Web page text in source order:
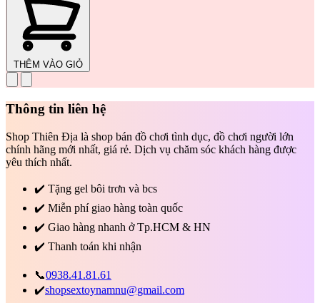
THÊM VÀO GIỎ
Thông tin liên hệ
Shop Thiên Địa là shop bán đồ chơi tình dục, đồ chơi người lớn
chính hãng mới nhất, giá rẻ. Dịch vụ chăm sóc khách hàng được
yêu thích nhất.
✔️ Tặng gel bôi trơn và bcs
✔️ Miễn phí giao hàng toàn quốc
✔️ Giao hàng nhanh ở Tp.HCM & HN
✔️ Thanh toán khi nhận
📞0938.41.81.61
✔️shopsextoynamnu@gmail.com